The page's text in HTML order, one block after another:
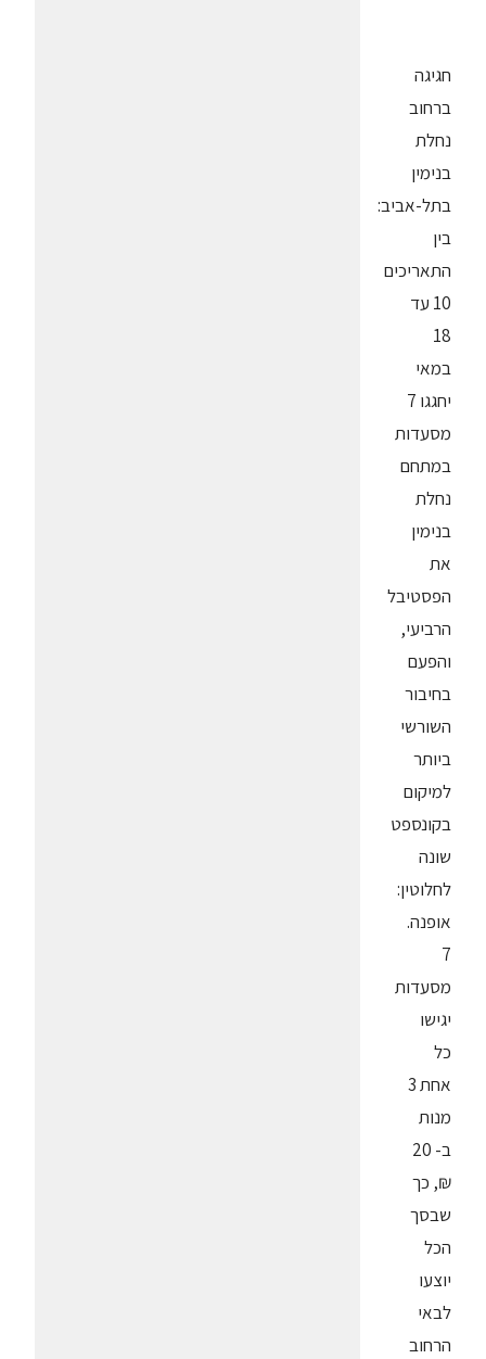
חגיגה
ברחוב
נחלת
בנימין
בתל-אביב:
בין
התאריכים
10 עד
18
במאי
יחגגו 7
מסעדות
במתחם
נחלת
בנימין
את
הפסטיבל
הרביעי,
והפעם
בחיבור
השורשי
ביותר
למיקום
בקונספט
שונה
לחלוטין:
אופנה.
7
מסעדות
יגישו
כל
אחת 3
מנות
ב- 20
₪, כך
שבסך
הכל
יוצעו
לבאי
הרחוב